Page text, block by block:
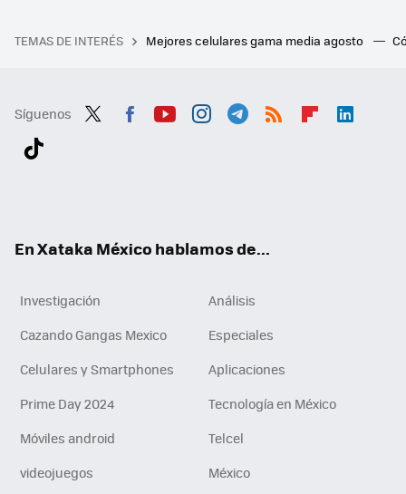
TEMAS DE INTERÉS Mejores celulares gama media agosto
Síguenos
En Xataka México hablamos de...
Investigación
Análisis
Cazando Gangas Mexico
Especiales
Celulares y Smartphones
Aplicaciones
Prime Day 2024
Tecnología en México
Móviles android
Telcel
videojuegos
México